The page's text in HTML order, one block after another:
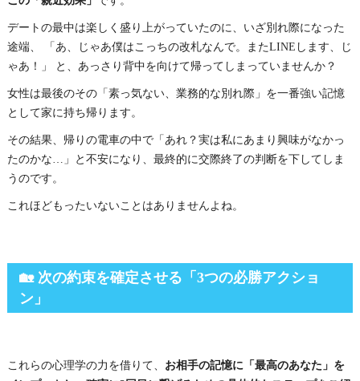
デートの最中は楽しく盛り上がっていたのに、いざ別れ際になった
途端、 「あ、じゃあ僕はこっちの改札なんで。またLINEします、じ
ゃあ！」 と、あっさり背中を向けて帰ってしまっていませんか？
女性は最後のその「素っ気ない、業務的な別れ際」を一番強い記憶
として家に持ち帰ります。
その結果、帰りの電車の中で「あれ？実は私にあまり興味がなかっ
たのかな…」と不安になり、最終的に交際終了の判断を下してしま
うのです。
これほどもったいないことはありませんよね。
🏡 次の約束を確定させる「3つの必勝アクショ
ン」
これらの心理学の力を借りて、 お相手の記憶に「最高のあなた」を